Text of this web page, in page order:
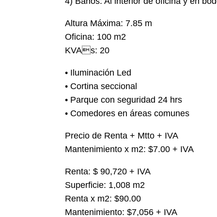
Altura Máxima: 7.85 m
Oficina: 100 m2
KVAs: 20
• Iluminación Led
• Cortina seccional
• Parque con seguridad 24 hrs
• Comedores en áreas comunes
Precio de Renta + Mtto + IVA
Mantenimiento x m2: $7.00 + IVA
Renta: $ 90,720 + IVA
Superficie: 1,008 m2
Renta x m2: $90.00
Mantenimiento: $7,056 + IVA